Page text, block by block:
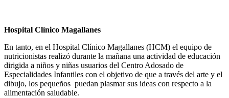
Hospital Clínico Magallanes
En tanto, en el Hospital Clínico Magallanes (HCM) el equipo de
nutricionistas realizó durante la mañana una actividad de educación
dirigida a niños y niñas usuarios del Centro Adosado de
Especialidades Infantiles con el objetivo de que a través del arte y el
dibujo, los pequeños puedan plasmar sus ideas con respecto a la
alimentación saludable.